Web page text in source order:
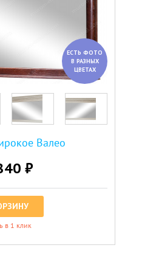
ЕСТЬ ФОТО
В РАЗНЫХ
ЦВЕТАХ
Валео
₽
в 1 клик